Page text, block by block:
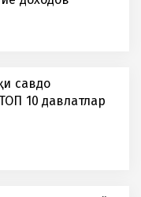
савдо
10 давлатлар